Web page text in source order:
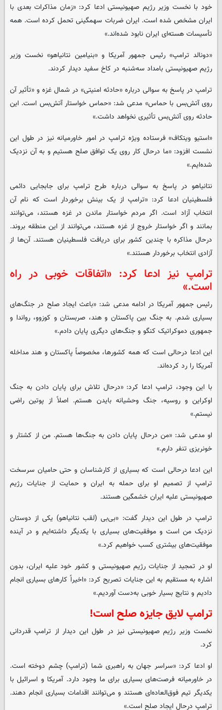
خود با نخست وزیر رژیم صهیونیستی ادعا کرد: «زمان مذاکرات بعدی با
ایران مشخص شده است. ایران ضربات سهمگینی تحمل کرده است. همه
تأسیسات هسته‌ای ایران نابود شده‌اند.»
«دونالد ترامپ» رئیس جمهور آمریکا و «بنیامین نتانیاهو» نخست وزیر
رژیم صهیونیستی بامداد سه‌شنبه در کاخ سفید دیدار کردند.
ترامپ در پاسخ به سوالی درباره «حادثه امنیتی» در شمال غزه و «تأثیر آن
روی آتش‌بس با حماس» مدعی شد: «حماس خواستار آتش‌بس است. این
حادثه روی آتش‌بس تأثیری نخواهد داشت.»
«استیو ویتکاف» فرستاده ویژه ترامپ در امور خاورمیانه نیز در طول این
نشست افزود: «ما درحال کار روی یک توافق صلح هستیم و به آن نزدیک
شده‌ایم.»
نتانیاهو در پاسخ به سوالی درباره طرح ترامپ برای جابجایی دائمی
فلسطینیان ادعا کرد: «ترامپ از یک بینش برخوردار است که نام آن
انتخاب آزاد است. اگر مردم خواستار ماندن در غزه هستند، می‌توانند
بمانند و اگر خواستار خروج از غزه هستند، می‌توانند از این منطقه بروند.
درحال مذاکره با چندین کشور برای دریافت فلسطینیان هستند. آن‌ها از
آزادی انتخاب برخوردار هستند.»
ترامپ نیز ادعا کرد: «اتفاقات خوبی در راه
است.»
رئیس جمهور آمریکا در ادامه مدعی شد: «باعث ایجاد صلح در جنگ‌های
بسیاری شدم. به جنگ بین پاکستان و هند، صربستان و کوزوو، رواندا و
جمهوری دموکراتیک کنگو و جنگ‌های دیگری پایان دادم.»
این ادعا درحالی است که همه کشورها، مخصوصاً پاکستان و هند مداخله
آمریکا را رد کرده‌اند.
با این وجود، ترامپ ادعا کرد: «درحال تلاش برای پایان دادن به جنگ
اوکراین و روسیه، جنگ وحشیانه بایدن هستم. اصلاً از پوتین راضی
نیستم.»
او مدعی شد: «من درحال پایان دادن به جنگ‌ها هستم. من از کشتار و
خونریزی تنفر دارم.»
این ادعا درحالی است که بسیاری از کارشناسان و حتی حامیان سرسخت
ترامپ از تصمیم او برای حمله به ایران و حمایت از جنایات رژیم
صهیونیستی علیه ایران خشمگین هستند.
ترامپ در طول این دیدار گفت: «بی‌بی (لقب نتانیاهو) یکی از دوستان
نزدیک من است و موفقیت‌های بسیاری با یکدیگر داشته‌ایم و در آینده
موفقیت‌های بیشتری کسب خواهیم کرد.»
او در تمجید از جنایات رژیم صهیونیستی و کشور خود علیه ایران، بدون
اشاره به مستقیم به این جنایات تصریح کرد: «اخیراً کارهای بسیاری انجام
دادیم و نتایج بسیار خوبی به‌دست آوردیم.»
ترامپ لایق جایزه صلح است!
نخست وزیر رژیم صهیونیستی نیز در طول این دیدار از ترامپ قدردانی
کرد.
او ادعا کرد: «سراسر جهان به راهبری شما (ترامپ) چشم دوخته است.
در خاورمیانه فرصت‌های بسیاری برای ما وجود دارد. آمریکا و اسرائیل با
یکدیگر تیم فوق‌العاده‌ای هستند و می‌توانند اقدامات بسیاری انجام دهند.
ترامپ درحال ایجاد صلح است.»